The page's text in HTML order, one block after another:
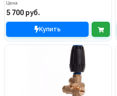
Цена
5 700 руб.
Купить